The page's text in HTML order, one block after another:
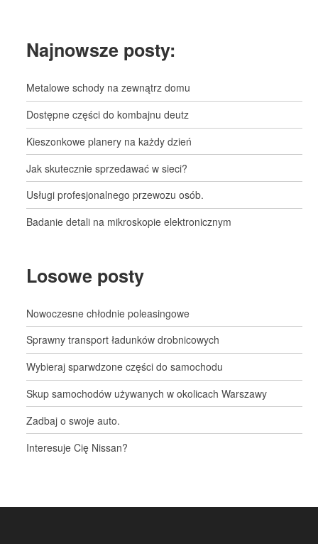
Najnowsze posty:
Metalowe schody na zewnątrz domu
Dostępne części do kombajnu deutz
Kieszonkowe planery na każdy dzień
Jak skutecznie sprzedawać w sieci?
Usługi profesjonalnego przewozu osób.
Badanie detali na mikroskopie elektronicznym
Losowe posty
Nowoczesne chłodnie poleasingowe
Sprawny transport ładunków drobnicowych
Wybieraj sparwdzone części do samochodu
Skup samochodów używanych w okolicach Warszawy
Zadbaj o swoje auto.
Interesuje Cię Nissan?